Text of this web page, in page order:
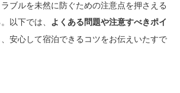
ブルを未然に防ぐための注意点を押さえる
以下では、 よくある問題や注意すべきポイ
安心して宿泊できるコツをお伝えいたすで